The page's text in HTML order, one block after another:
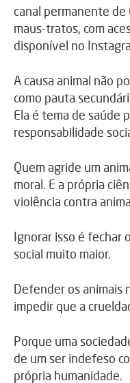
canal permanente de
maus-tratos, com
disponível no
A causa animal não
como pauta
Ela é tema de saúde
responsabilidade
Quem agride um
moral. E a própria
violência contra
Ignorar isso é fechar
social muito maior.
Defender os animais
impedir que a
Porque uma
de um ser indefeso
própria humanidade.